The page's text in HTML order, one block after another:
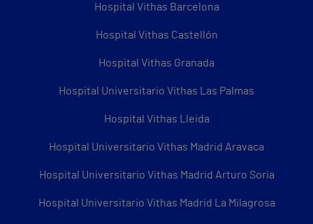
Hospital Vithas Barcelona
Hospital Vithas Castellón
Hospital Vithas Granada
Hospital Universitario Vithas Las Palmas
Hospital Vithas Lleida
Hospital Universitario Vithas Madrid Aravaca
Hospital Universitario Vithas Madrid Arturo Soria
Hospital Universitario Vithas Madrid La Milagrosa